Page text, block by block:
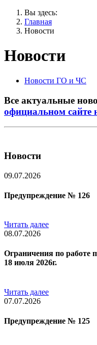
Вы здесь:
Главная
Новости
Новости
Новости ГО и ЧС
Все актуальные
официальном
Новости
09.07.2026
Предупреждение № 126
Читать далее
08.07.2026
Ограничения по работе
18 июля 2026г.
Читать далее
07.07.2026
Предупреждение № 125